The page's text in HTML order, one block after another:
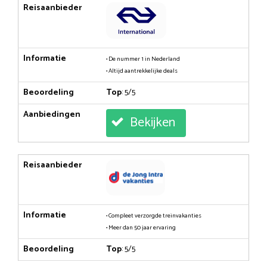
Reisaanbieder
Informatie
• De nummer 1 in Nederland
• Altijd aantrekkelijke deals
Beoordeling Top: 5/5
Aanbiedingen
Bekijken
Reisaanbieder
Informatie
• Compleet verzorgde treinvakanties
• Meer dan 50 jaar ervaring
Beoordeling Top: 5/5